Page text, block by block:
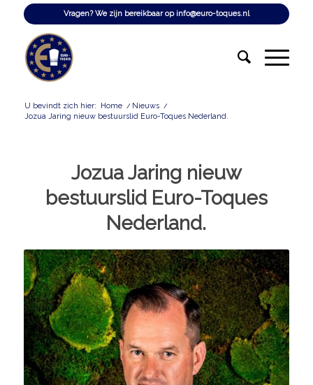
Vragen? We zijn bereikbaar op info@euro-toques.nl
U bevindt zich hier: Home / Nieuws /
Jozua Jaring nieuw bestuurslid Euro-Toques Nederland.
Jozua Jaring nieuw
bestuurslid Euro-Toques
Nederland.